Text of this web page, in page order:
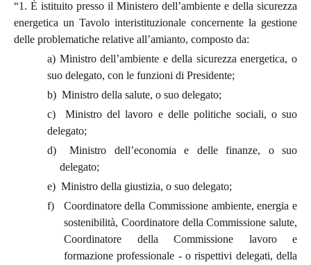
“1. È istituito presso il Ministero dell’ambiente e della sicurezza
energetica un Tavolo interistituzionale concernente la gestione
delle problematiche relative all’amianto, composto da:
a) Ministro dell’ambiente e della sicurezza energetica, o
suo delegato, con le funzioni di Presidente;
b) Ministro della salute, o suo delegato;
c) Ministro del lavoro e delle politiche sociali, o suo
delegato;
d)
Ministro dell’economia e delle finanze, o suo
delegato;
e) Ministro della giustizia, o suo delegato;
f)
Coordinatore della Commissione ambiente, energia e
sostenibilità, Coordinatore della Commissione salute,
Coordinatore della Commissione lavoro e
formazione professionale - o rispettivi delegati, della